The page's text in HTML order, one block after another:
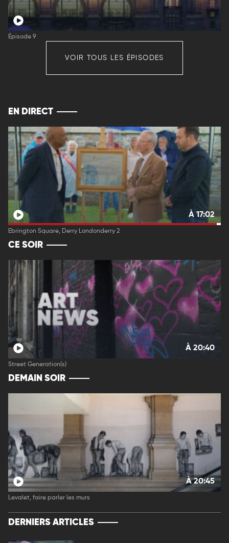
Épisode 9
VOIR TOUS LES ÉPISODES
EN DIRECT
À 17:02
Ebrington Square, Derry Londonderry 2
CE SOIR
À 20:40
Street Generation(s)
DEMAIN SOIR
À 20:45
Levalet, faire parler les murs
DERNIERS ARTICLES